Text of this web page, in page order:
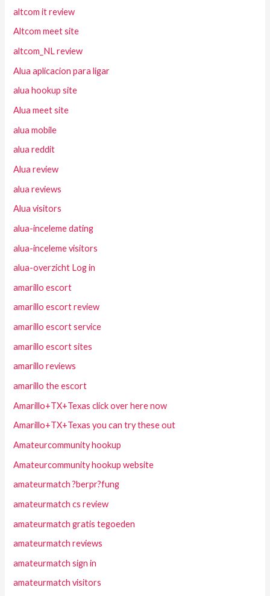
altcom it review
Altcom meet site
altcom_NL review
Alua aplicacion para ligar
alua hookup site
Alua meet site
alua mobile
alua reddit
Alua review
alua reviews
Alua visitors
alua-inceleme dating
alua-inceleme visitors
alua-overzicht Log in
amarillo escort
amarillo escort review
amarillo escort service
amarillo escort sites
amarillo reviews
amarillo the escort
Amarillo+TX+Texas click over here now
Amarillo+TX+Texas you can try these out
Amateurcommunity hookup
Amateurcommunity hookup website
amateurmatch ?berpr?fung
amateurmatch cs review
amateurmatch gratis tegoeden
amateurmatch reviews
amateurmatch sign in
amateurmatch visitors